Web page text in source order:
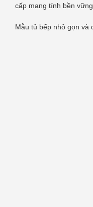
cấp mang tính bền
Mẫu tủ bếp nhỏ gọn và